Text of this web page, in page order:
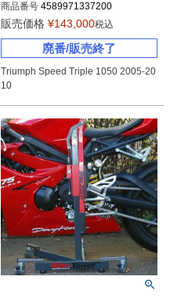
商品番号 4589971337200
販売価格 ¥143,000税込
廃番/販売終了
Triumph Speed Triple 1050 2005-20
10